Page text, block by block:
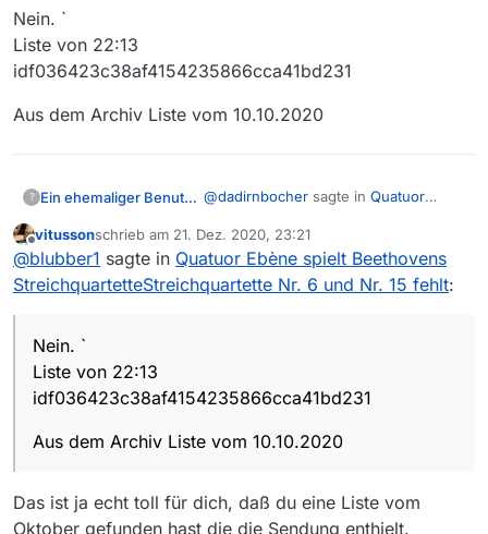
Nein. `
Liste von 22:13
idf036423c38af4154235866cca41bd231
Aus dem Archiv Liste vom 10.10.2020
? Ein ehemaliger Benutzer @dadirnbocher sagte in Quatuor
StreichquartetteStreichquartette Nr. 6
und Nr. 15 fehlt:
@blubber1sagte inQuatuor
Ebène spielt Beethovens
StreichquartetteStreichquartette
Quatuor Ebène spielt
StreichquartetteStreichquar
@ martin-pilgram
idf036423c38af4154235866cca41bd2
Aus dem Archiv Liste vom 10.10.2020
Offline
vitussonschrieb am 21. Dez. 2020, 23:21
zuletzt editiert von
@blubber1 sagte in Quatuor Ebène spielt Beethovens
StreichquartetteStreichquartette Nr. 6 und Nr. 15 fehlt:
Nein. `
Liste von 22:13
idf036423c38af4154235866cca41bd231
Aus dem Archiv Liste vom 10.10.2020
Das ist ja echt toll für dich, daß du eine Liste vom
Oktober gefunden hast die die Sendung enthielt.